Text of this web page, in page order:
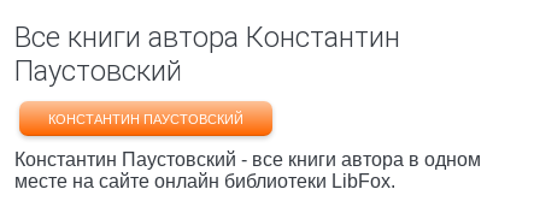
Все книги автора Константин
Паустовский
КОНСТАНТИН ПАУСТОВСКИЙ
Константин Паустовский - все книги автора в одном
месте на сайте онлайн библиотеки LibFox.